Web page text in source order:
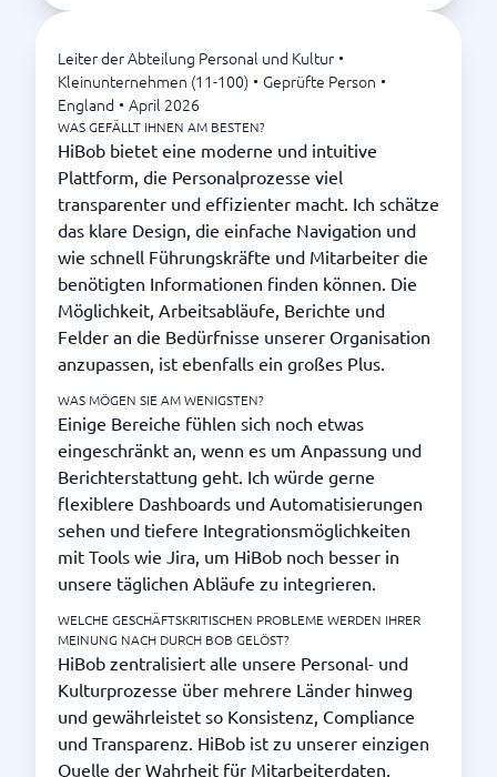
Leiter der Abteilung Personal und Kultur •
Kleinunternehmen (11-100) • Geprüfte Person •
England • April 2026
WAS GEFÄLLT IHNEN AM BESTEN?
HiBob bietet eine moderne und intuitive
Plattform, die Personalprozesse viel
transparenter und effizienter macht. Ich schätze
das klare Design, die einfache Navigation und
wie schnell Führungskräfte und Mitarbeiter die
benötigten Informationen finden können. Die
Möglichkeit, Arbeitsabläufe, Berichte und
Felder an die Bedürfnisse unserer Organisation
anzupassen, ist ebenfalls ein großes Plus.
WAS MÖGEN SIE AM WENIGSTEN?
Einige Bereiche fühlen sich noch etwas
eingeschränkt an, wenn es um Anpassung und
Berichterstattung geht. Ich würde gerne
flexiblere Dashboards und Automatisierungen
sehen und tiefere Integrationsmöglichkeiten
mit Tools wie Jira, um HiBob noch besser in
unsere täglichen Abläufe zu integrieren.
WELCHE GESCHÄFTSKRITISCHEN PROBLEME WERDEN IHRER
MEINUNG NACH DURCH BOB GELÖST?
HiBob zentralisiert alle unsere Personal- und
Kulturprozesse über mehrere Länder hinweg
und gewährleistet so Konsistenz, Compliance
und Transparenz. HiBob ist zu unserer einzigen
Quelle der Wahrheit für Mitarbeiterdaten,